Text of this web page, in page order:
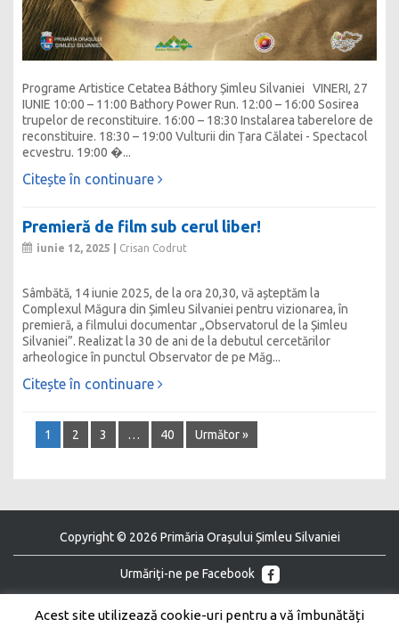
Programe Artistice Cetatea Báthory Șimleu Silvaniei VINERI, 27
IUNIE 10:00 – 11:00 Bathory Power Run. 12:00 – 16:00 Sosirea
trupelor de reconstituire. 16:00 – 18:30 Instalarea taberelore de
reconstituire. 18:30 – 19:00 Vulturii din Țara Călatei - Spectacol
ecvestru. 19:00 �...
Citește în continuare
Premieră de film sub cerul liber!
iunie 12, 2025 | Crisan Codrut
Sâmbătă, 14 iunie 2025, de la ora 20,30, vă așteptăm la
Complexul Măgura din Șimleu Silvaniei pentru vizionarea, în
premieră, a filmului documentar „Observatorul de la Șimleu
Silvaniei”. Realizat la 30 de ani de la debutul cercetărilor
arheologice în punctul Observator de pe Măg...
Citește în continuare
1 2 3 … 40 Următor »
Copyright © 2026 Primăria Orașului Șimleu Silvaniei
Urmăriţi-ne pe Facebook
Urmăriţi-ne pe Youtube
Acest site utilizează cookie-uri pentru a vă îmbunătăți